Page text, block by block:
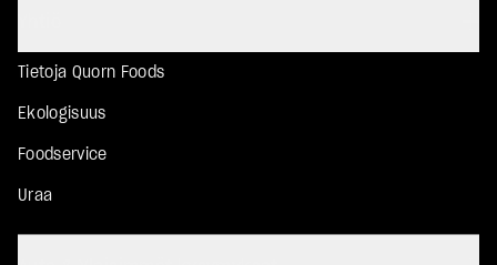
Tietoja Quorn Foods
Ekologisuus
Foodservice
Uraa